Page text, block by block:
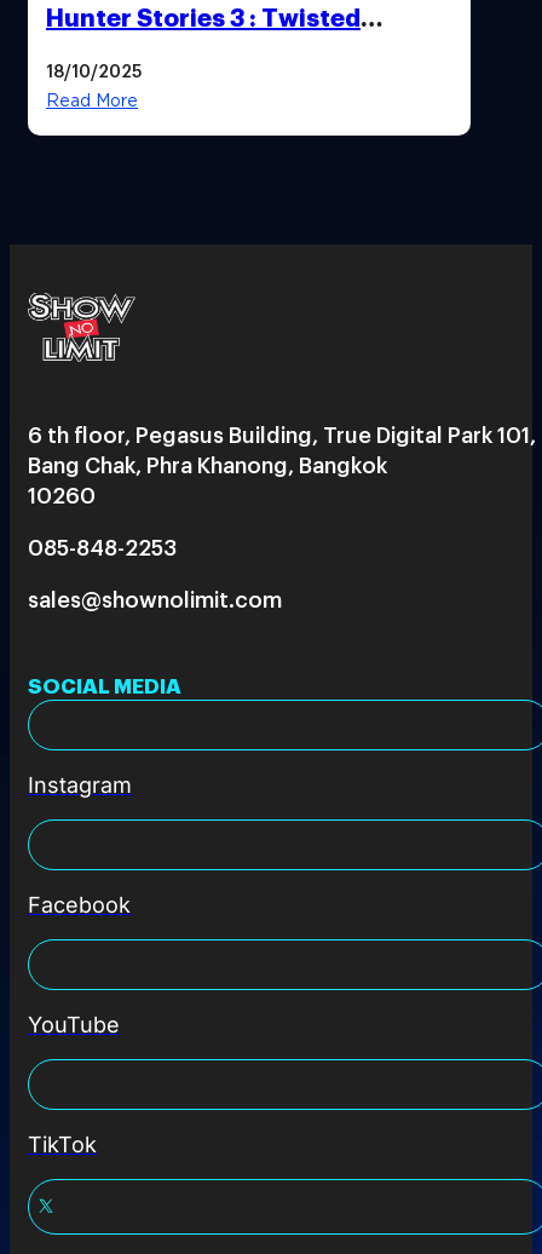
Hunter Stories 3 : Twisted
สวยฉ่ำ !
18/10/2025
Read More
6 th floor, Pegasus Building, True Digital Park 101,
Bang Chak, Phra Khanong, Bangkok
10260
085-848-2253
sales@shownolimit.com
SOCIAL MEDIA
Instagram
Facebook
YouTube
TikTok